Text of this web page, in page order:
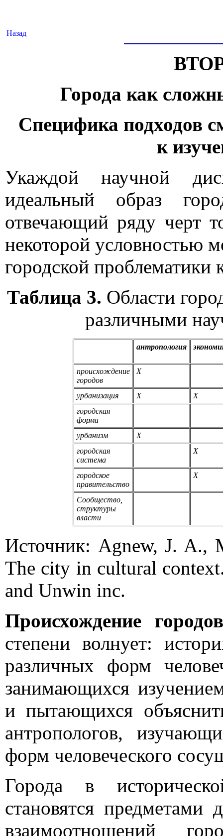
Назад
Города как
Специфика подходов
к
Укаждой научной
идеальный образ
отвечающий ряду черт
некоторой условностью
городской
Таблица 3. Области
различными
антропология
происхождение
городов
X
урбанизация X
X
городская
форма
урбанизм
X
городская
система
X
городское
правительство
X
Сообщество,
структуры
власти
Источник: Agnew, J. A.,
The city in cultural
and Unwin inc.
Происхождение городов
степени волнует:
различных форм
занимающихся
и пытающихся
антропологов,
форм человеческого
Города в
становятся предметами
взаимоотношений